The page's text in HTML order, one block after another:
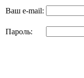
Ваш e-mail:
Пароль: